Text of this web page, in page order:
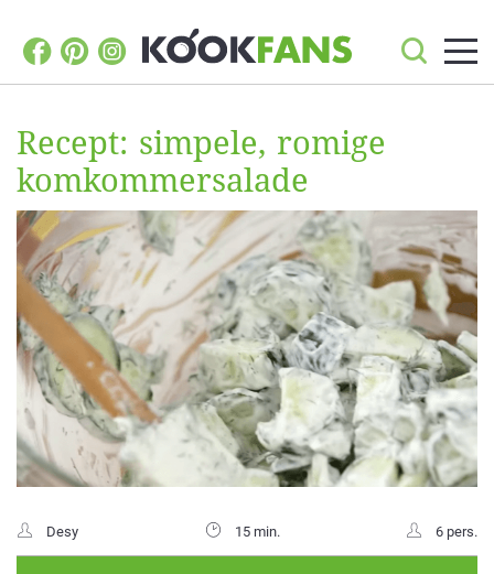
Recept: simpele, romige
komkommersalade
Desy 15 min. 6 pers.